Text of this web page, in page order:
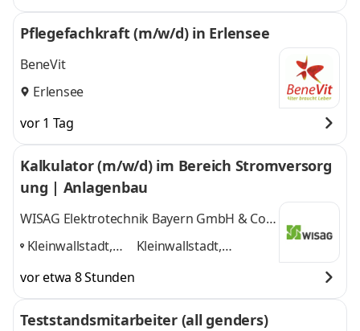
Pflegefachkraft (m/w/d) in Erlensee
BeneVit
Erlensee
vor 1 Tag
Kalkulator (m/w/d) im Bereich Stromversorg
ung | Anlagenbau
WISAG Elektrotechnik Bayern GmbH & Co.
KG
Kleinwallstadt,
Nersingen,
Nürnberg,
Kleinwallstadt,
weitere
vor etwa 8 Stunden
Teststandsmitarbeiter (all genders)